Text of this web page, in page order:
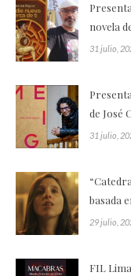
novela
31 julio,
de José
31 julio,
basada
29 julio,
FIL